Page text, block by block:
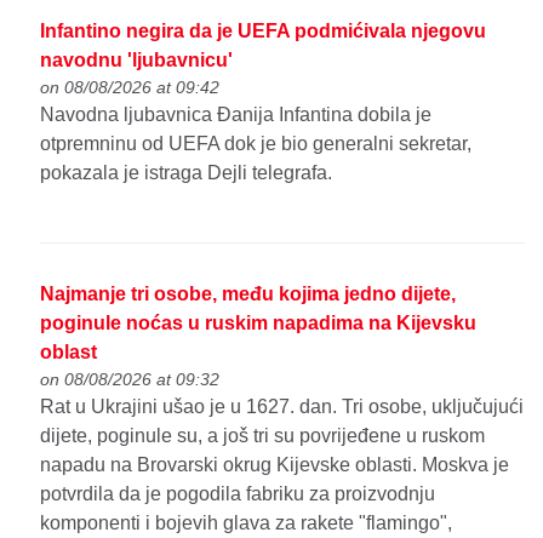
Infantino negira da je UEFA podmićivala njegovu
navodnu 'ljubavnicu'
on 08/08/2026 at 09:42
Navodna ljubavnica Đanija Infantina dobila je
otpremninu od UEFA dok je bio generalni sekretar,
pokazala je istraga Dejli telegrafa.
Najmanje tri osobe, među kojima jedno dijete,
poginule noćas u ruskim napadima na Kijevsku
oblast
on 08/08/2026 at 09:32
Rat u Ukrajini ušao je u 1627. dan. Tri osobe, uključujući
dijete, poginule su, a još tri su povrijeđene u ruskom
napadu na Brovarski okrug Kijevske oblasti. Moskva je
potvrdila da je pogodila fabriku za proizvodnju
komponenti i bojevih glava za rakete "flamingo",